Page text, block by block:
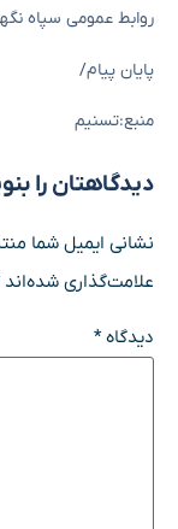
روابط عمومی سپاه
پایان پیام/
منبع:تسنیم
دیدگاهتان را
نشانی ایمیل شما
علامت‌گذاری شده‌اند
دیدگاه*